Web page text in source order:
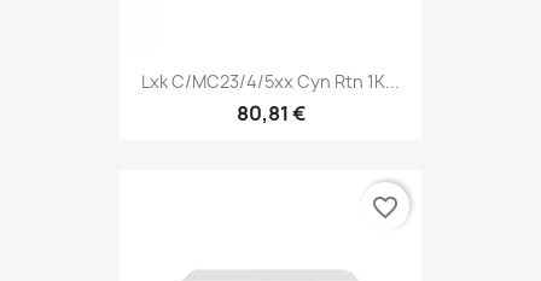
Lxk C/MC23/4/5xx Cyn Rtn 1K...
80,81 €
favorite_border